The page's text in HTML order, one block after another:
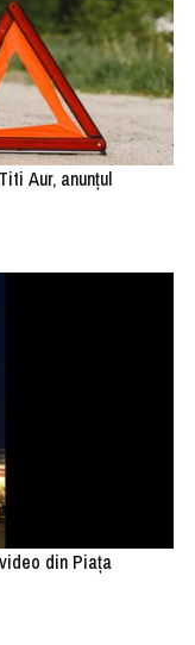
Aur, anunţul
din Piaţa